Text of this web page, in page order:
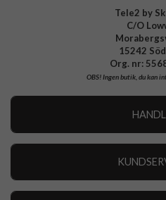
Tele2 by
C/O
15242
Org. nr:
OBS!Ingen butik, du kan